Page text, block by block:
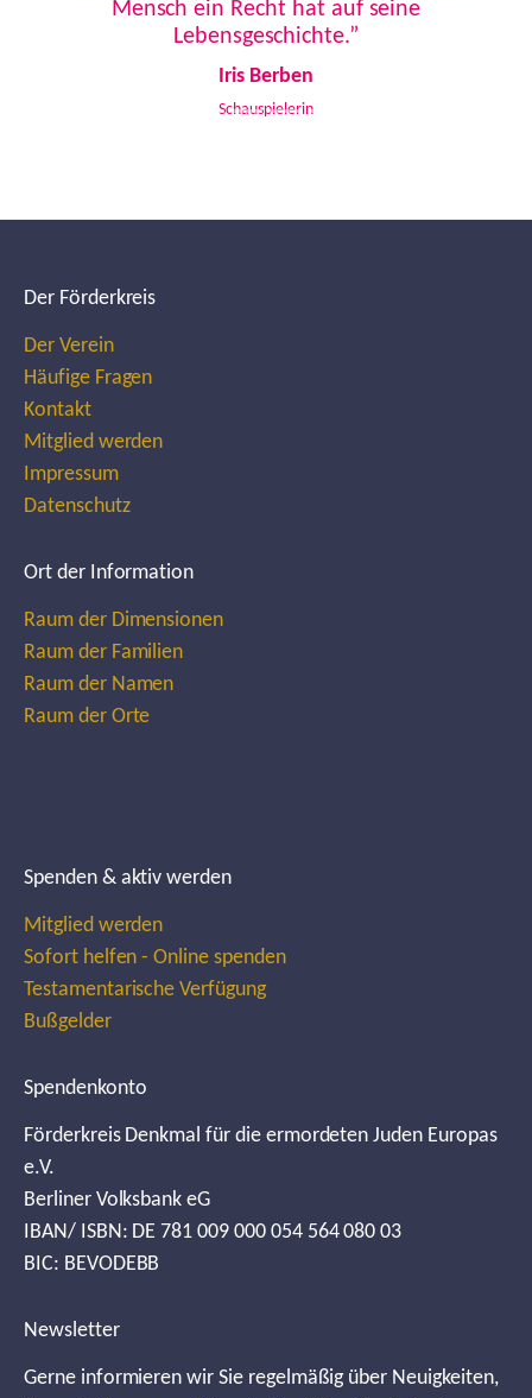
Mensch ein Recht hat auf seine
Lebensgeschichte.”
Iris Berben
Schauspielerin
Der Förderkreis
Der Verein
Häufige Fragen
Kontakt
Mitglied werden
Impressum
Datenschutz
Ort der Information
Raum der Dimensionen
Raum der Familien
Raum der Namen
Raum der Orte
Spenden & aktiv werden
Mitglied werden
Sofort helfen - Online spenden
Testamentarische Verfügung
Bußgelder
Spendenkonto
Förderkreis Denkmal für die ermordeten Juden Europas
e.V.
Berliner Volksbank eG
IBAN/ ISBN: DE 781 009 000 054 564 080 03
BIC: BEVODEBB
Newsletter
Gerne informieren wir Sie regelmäßig über Neuigkeiten,